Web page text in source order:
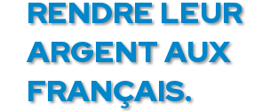
RENDRE LEUR
ARGENT AUX
FRANÇAIS.